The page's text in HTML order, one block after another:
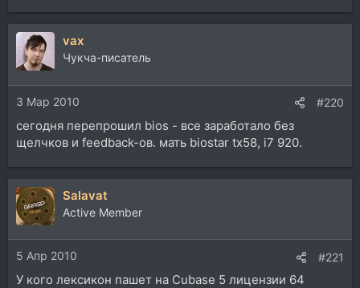
vax
Чукча-писатель
3 Мар 2010 #220
сегодня перепрошил bios - все заработало без
щелчков и feedback-ов. мать biostar tx58, i7 920.
Salavat
Active Member
5 Апр 2010 #221
У кого лексикон пашет на Cubase 5 лицензии 64